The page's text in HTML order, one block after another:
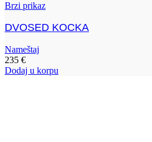
Brzi prikaz
DVOSED KOCKA
Nameštaj
235 €
Dodaj u korpu